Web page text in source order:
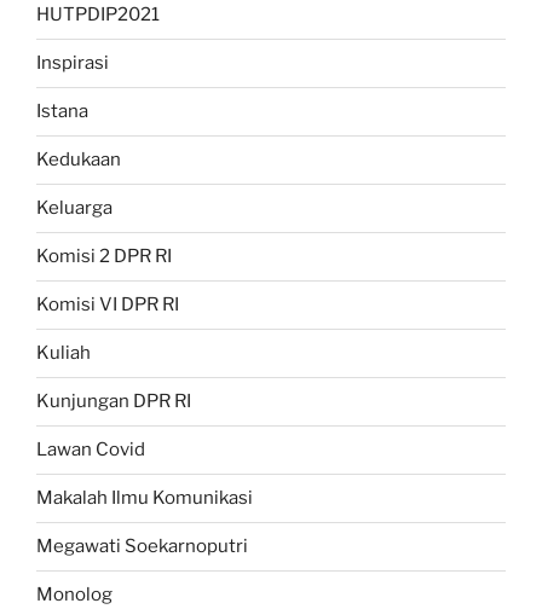
HUTPDIP2021
Inspirasi
Istana
Kedukaan
Keluarga
Komisi 2 DPR RI
Komisi VI DPR RI
Kuliah
Kunjungan DPR RI
Lawan Covid
Makalah Ilmu Komunikasi
Megawati Soekarnoputri
Monolog